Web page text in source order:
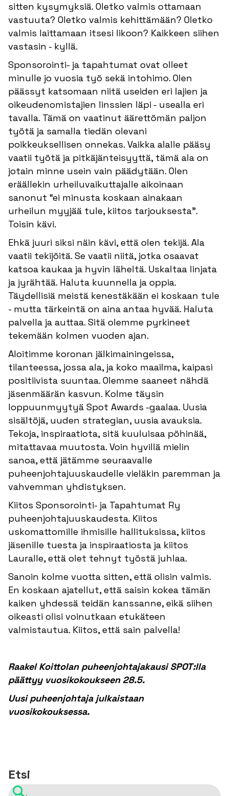
sitten kysymyksiä. Oletko valmis ottamaan
vastuuta? Oletko valmis kehittämään? Oletko
valmis laittamaan itsesi likoon? Kaikkeen siihen
vastasin - kyllä.
Sponsorointi- ja tapahtumat ovat olleet
minulle jo vuosia työ sekä intohimo. Olen
päässyt katsomaan niitä useiden eri lajien ja
oikeudenomistajien linssien läpi - usealla eri
tavalla. Tämä on vaatinut äärettömän paljon
työtä ja samalla tiedän olevani
poikkeuksellisen onnekas. Vaikka alalle pääsy
vaatii työtä ja pitkäjänteisyyttä, tämä ala on
jotain minne usein vain päädytään. Olen
eräällekin urheiluvaikuttajalle aikoinaan
sanonut “ei minusta koskaan ainakaan
urheilun myyjää tule, kiitos tarjouksesta”.
Toisin kävi.
Ehkä juuri siksi näin kävi, että olen tekijä. Ala
vaatii tekijöitä. Se vaatii niitä, jotka osaavat
katsoa kaukaa ja hyvin läheltä. Uskaltaa linjata
ja jyrähtää. Haluta kuunnella ja oppia.
Täydellisiä meistä kenestäkään ei koskaan tule
- mutta tärkeintä on aina antaa hyvää. Haluta
palvella ja auttaa. Sitä olemme pyrkineet
tekemään kolmen vuoden ajan.
Aloitimme koronan jälkimainingeissa,
tilanteessa, jossa ala, ja koko maailma, kaipasi
positiivista suuntaa. Olemme saaneet nähdä
jäsenmäärän kasvun. Kolme täysin
loppuunmyytyä Spot Awards -gaalaa. Uusia
sisältöjä, uuden strategian, uusia avauksia.
Tekoja, inspiraatiota, sitä kuuluisaa pöhinää,
mitattavaa muutosta. Voin hyvillä mielin
sanoa, että jätämme seuraavalle
puheenjohtajuuskaudelle vieläkin paremman ja
vahvemman yhdistyksen.
Kiitos Sponsorointi- ja Tapahtumat Ry
puheenjohtajuuskaudesta. Kiitos
uskomattomille ihmisille hallituksissa, kiitos
jäsenille tuesta ja inspiraatiosta ja kiitos
Lauralle, että olet tehnyt työstä juhlaa.
Sanoin kolme vuotta sitten, että olisin valmis.
En koskaan ajatellut, että saisin kokea tämän
kaiken yhdessä teidän kanssanne, eikä siihen
oikeasti olisi voinutkaan etukäteen
valmistautua. Kiitos, että sain palvella!
Raakel Koittolan puheenjohtajakausi SPOT:lla
päättyy vuosikokoukseen 28.5.
Uusi puheenjohtaja julkaistaan
vuosikokouksessa.
Etsi